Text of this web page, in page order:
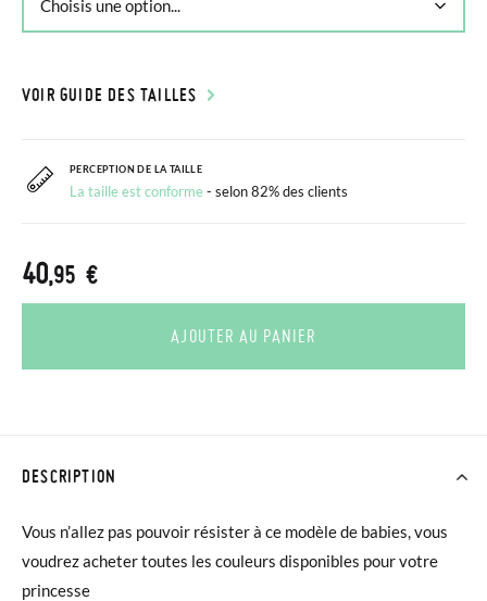
VOIR GUIDE DES TAILLES
PERCEPTION DE LA TAILLE
La taille est conforme- selon 82% des clients
40,95 €
AJOUTER AU PANIER
DESCRIPTION
Vous n’allez pas pouvoir résister à ce modèle de babies, vous
voudrez acheter toutes les couleurs disponibles pour votre
princesse